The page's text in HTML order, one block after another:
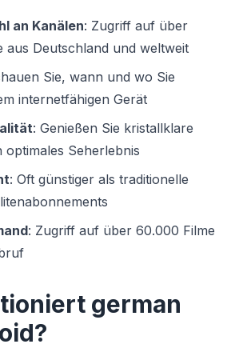
an Kanälen: Zugriff auf über
aus Deutschland und weltweit
Sie, wann und wo Sie
internetfähigen Gerät
: Genießen Sie kristallklare
optimales Seherlebnis
: Oft günstiger als traditionelle
: Zugriff auf über 60.000 Filme
german